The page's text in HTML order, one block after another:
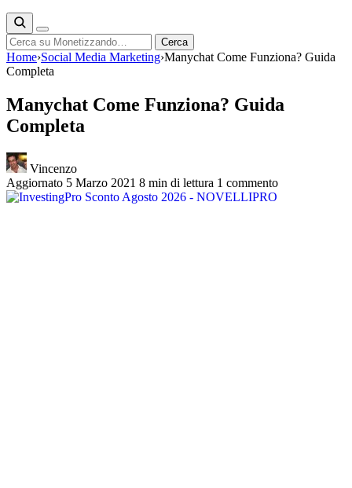
Cerca Cerca
Home›Social Media Marketing›Manychat Come Funziona? Guida
Completa
Manychat Come Funziona? Guida
Completa
Vincenzo
Aggiornato 5 Marzo 2021 8 min di lettura 1 commento